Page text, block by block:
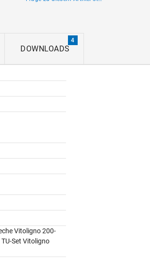
DOWNLOADS
4
Vitoligno 200-
Set Vitoligno